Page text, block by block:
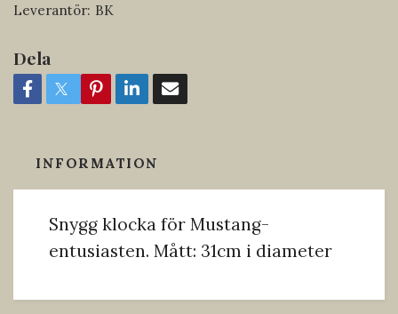
Leverantör: BK
Dela
INFORMATION
Snygg klocka för Mustang-
entusiasten. Mått: 31cm i diameter